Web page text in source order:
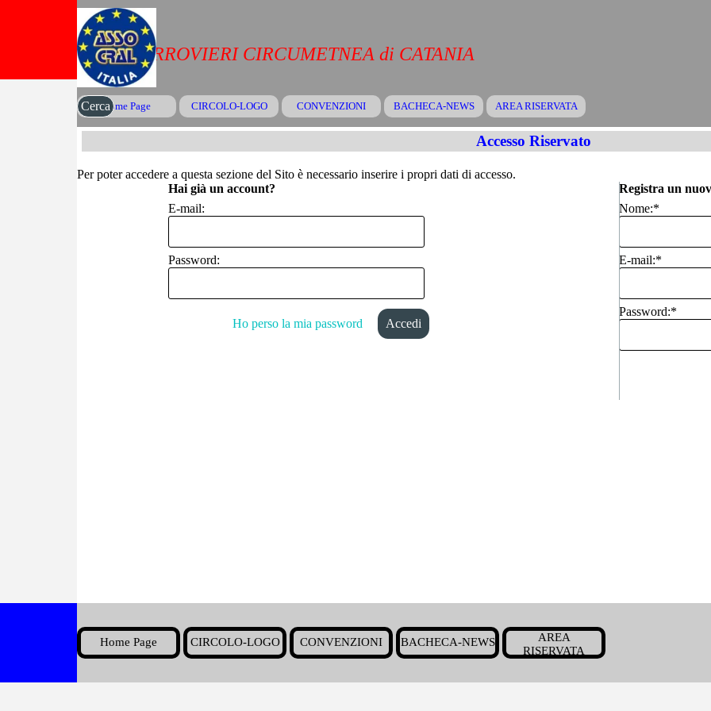
Vai ai contenuti
Salta menù
Home Page CIRCOLO-LOGO ▼
CONVENZIONI ▼
BACHECA-NEWS ▼
AREA RISERVATA
CRAL FERROVIERI CIRCUMETNEA di CATANIA
Cerca
Accesso Riservato
Per poter accedere a questa sezione del Sito è necessario inserire i propri dati di accesso.
Hai già un account?
E-mail:
Password:
Ho perso la mia password
Registra un
Nome:*
E-mail:*
Password:*
Salta menù
Home Page CIRCOLO-LOGO ▼
CONVENZIONI ▼
BACHECA-NEWS ▼
AREA
RISERVATA